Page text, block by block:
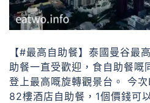
【#最高自助餐】泰國曼谷
助餐一直受歡迎，食自助餐嘅
登上最高嘅旋轉觀景台。 今
82樓酒店自助餐，1個價錢可